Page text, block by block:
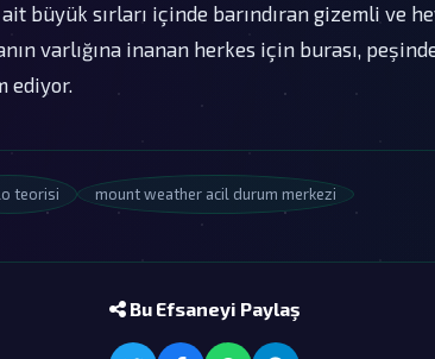
büyük sırları içinde barındıran gizemli ve
varlığına inanan herkes için burası,
ediyor.
teorisi mount weather acil durum merkezi
Bu Efsaneyi Paylaş